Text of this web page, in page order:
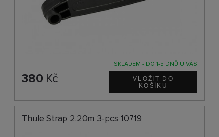
SKLADEM - DO 1-5 DNŮ U VÁS
380 Kč
Thule Strap 2.20m 3-pcs 10719